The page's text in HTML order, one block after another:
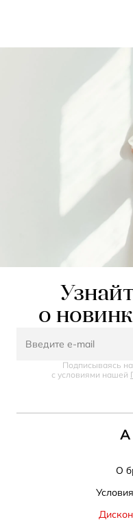
о
Подписываясь
с условиями нашей
О